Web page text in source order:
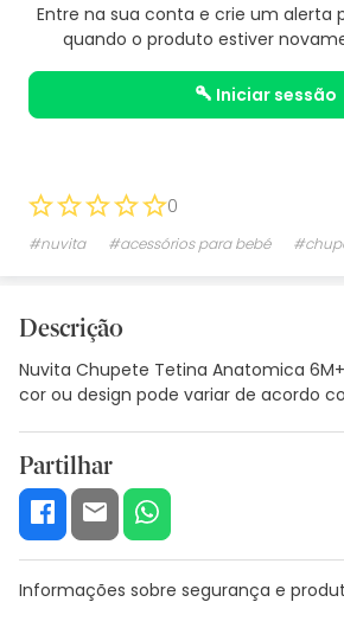
Entre na sua conta e crie um alerta
quando o produto estiver
iniciar sessão
0
#nuvita #acessórios para bebé
Descrição
Nuvita Chupete Tetina Anatomica 6M+
cor ou design pode variar de acordo
Partilhar
Informações sobre segurança e